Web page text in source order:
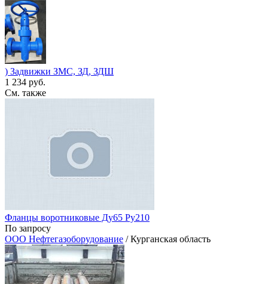
) Задвижки ЗМС, ЗД, ЗДШ
1 234 руб.
См. также
Фланцы воротниковые Ду65 Ру210
По запросу
ООО Нефтегазоборудование / Курганская область